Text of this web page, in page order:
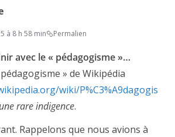
à 8 h 58 min Permalien
avec le « pédagogisme »…
pédagogisme » de Wikipédia
wiki/P%C3%A9dagogis
rare indigence.
Rappelons que nous avions à